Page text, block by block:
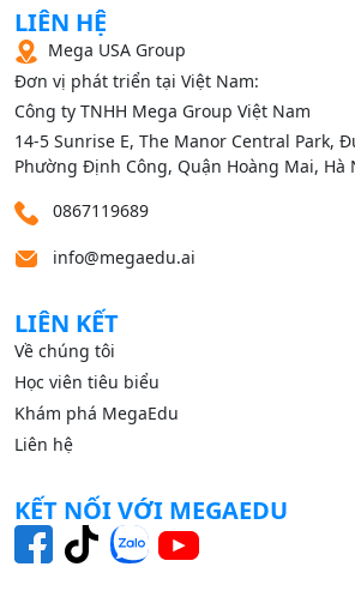
LIÊN HỆ
Mega USA Group
Đơn vị phát triển tại Việt Nam:
Công ty TNHH Mega Group Việt Nam
14‑5 Sunrise E, The Manor Central Park,
Phường Định Công, Quận Hoàng Mai, Hà
0867119689
info@megaedu.ai
LIÊN KẾT
Về chúng tôi
Học viên tiêu biểu
Khám phá MegaEdu
Liên hệ
KẾT NỐI VỚI MEGAEDU